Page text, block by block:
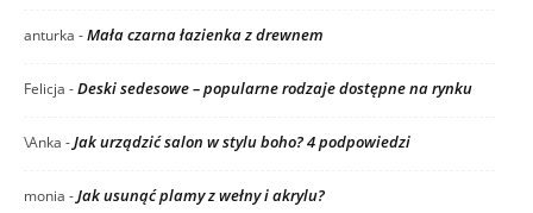
anturka -Mała czarna łazienka z drewnem
Felicja -Deski sedesowe – popularne rodzaje dostępne na rynku
\Anka -Jak urządzić salon w stylu boho? 4 podpowiedzi
monia -Jak usunąć plamy z wełny i akrylu?